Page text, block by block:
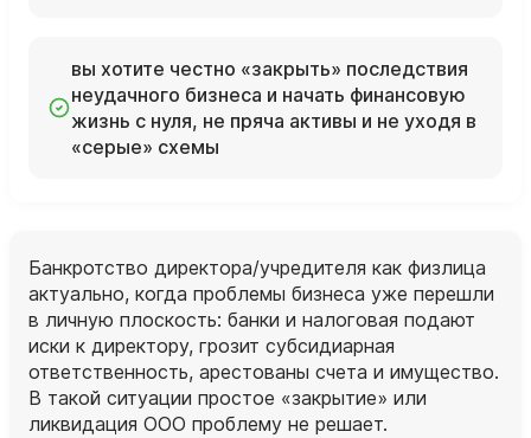
вы хотите честно «закрыть» последствия
неудачного бизнеса и начать финансовую
жизнь с нуля, не пряча активы и не уходя в
«серые» схемы
Банкротство директора/учредителя как физлица
актуально, когда проблемы бизнеса уже перешли
в личную плоскость: банки и налоговая подают
иски к директору, грозит субсидиарная
ответственность, арестованы счета и имущество.
В такой ситуации простое «закрытие» или
ликвидация ООО проблему не решает.